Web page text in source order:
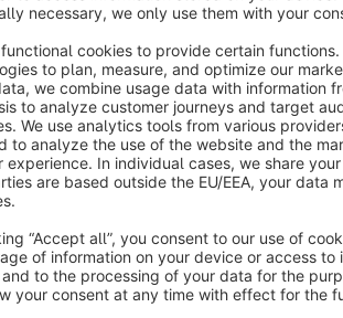
Klasse Plugin und prima Support
5.0
by Daniel Brinkmann